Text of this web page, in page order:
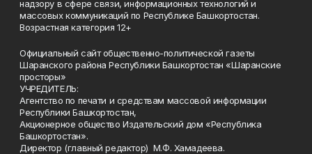
надзору в сфере связи, информационных технологий и
массовых коммуникаций по Республике Башкортостан.
Возрастная категория 12+
Официальный сайт общественно-политической газеты
Шаранского района Республики Башкортостан «Шаранские
просторы»
УЧРЕДИТЕЛЬ:
Агентство по печати и средствам массовой информации
Республики Башкортостан,
Акционерное общество Издательский дом «Республика
Башкортостан».
Директор (главный редактор) М.Ф. Хамадеева.